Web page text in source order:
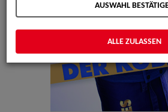
AUSWAHL
ALLE ZULASSEN